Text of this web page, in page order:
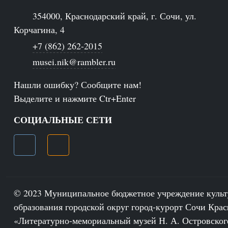
354000, Краснодарский край, г. Сочи, ул.
Корчагина, 4
+7 (862) 262-2015
musei.nik@rambler.ru
Нашли ошибку? Сообщите нам!
Выделите и нажмите Ctr+Enter
СОЦИАЛЬНЫЕ СЕТИ
© 2023 Муниципальное бюджетное учреждение
образования городской округ город-курорт Сочи
«Литературно-мемориальный музей Н. А.